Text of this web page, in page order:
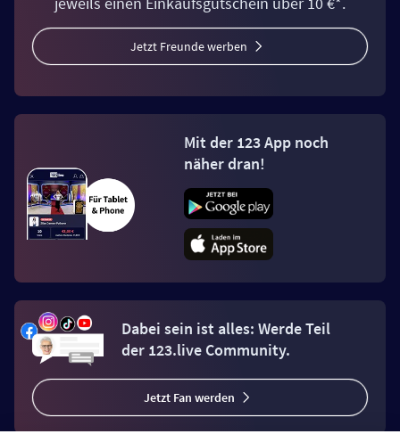
Jetzt Freunde werben
Mit der 123 App noch
näher dran!
Dabei sein ist alles: Werde Teil
der 123.live Community.
Jetzt Fan werden